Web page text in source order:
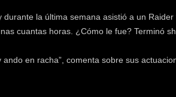
durante la última semana asistió a un
cuantas horas. ¿Cómo le fue? Terminó
ando en racha”, comenta sobre sus